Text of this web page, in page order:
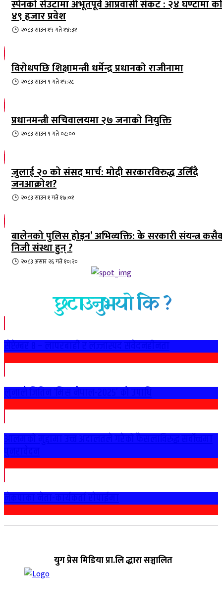
स्पेनको सेउटामा अभूतपूर्व आप्रवासी संकट : २४ घण्टामा
४९ हजार प्रवेश
२०८३ साउन १५ गते १४:३१
विरोधपछि शिक्षामन्त्री धर्मेन्द्र प्रधानको राजीनामा
२०८३ साउन ९ गते १५:२८
प्रधानमन्त्री सचिवालयमा २७ जनाको नियुक्ति
२०८३ साउन ९ गते ०८:००
जुलाई २० को संसद मार्च: मोदी सरकारविरुद्ध उर्लिंदै
जनआक्रोश?
२०८३ साउन १ गते १७:०१
बालेनको पुलिस होइन’ अभिव्यक्ति: के सरकारी संयन्त्र
निजी संस्था हुन् ?
२०८३ असार २६ गते १०:२०
छुटाउनुभयो कि ?
युग प्रेस मिडिया प्रा.लि द्धारा सञ्चालित